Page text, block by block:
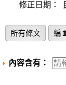
修正日期：
所有條文 編
內容含有：